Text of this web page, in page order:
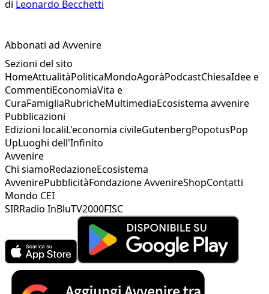
di Leonardo Becchetti
Abbonati ad Avvenire
Sezioni del sito
HomeAttualitàPoliticaMondoAgoràPodcastChiesaIdee e
CommentiEconomiaVita e
CuraFamigliaRubricheMultimediaEcosistema avvenire
Pubblicazioni
Edizioni localiL'economia civileGutenbergPopotusPop
UpLuoghi dell'Infinito
Avvenire
Chi siamoRedazioneEcosistema
AvvenirePubblicitàFondazione AvvenireShopContatti
Mondo CEI
SIRRadio InBluTV2000FISC